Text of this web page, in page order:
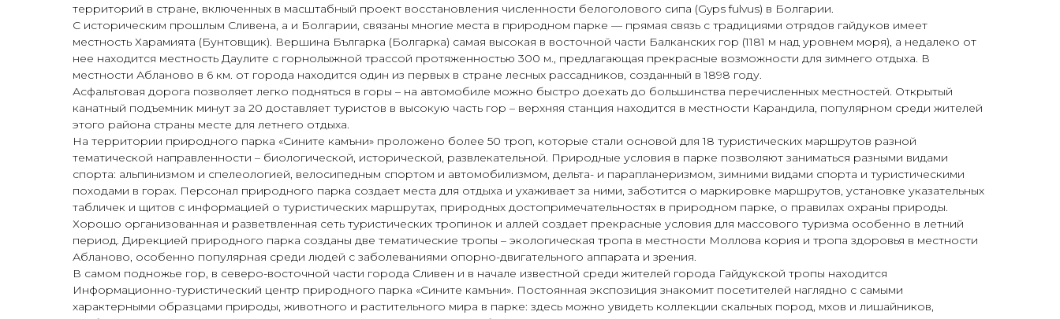
территорий в стране, включенных в масштабный проект восстановления численности белоголового сипа (Gyps fulvus) в Болгарии.
С историческим прошлым Сливена, а и Болгарии, связаны многие места в природном парке — прямая связь с традициями отрядов гайдуков имеет
местность Харамията (Бунтовщик). Вершина Българка (Болгарка) самая высокая в восточной части Балканских гор (1181 м над уровнем моря), а недалеко от
нее находится местность Даулите с горнолыжной трассой протяженностью 300 м., предлагающая прекрасные возможности для зимнего отдыха. В
местности Абланово в 6 км. от города находится один из первых в стране лесных рассадников, созданный в 1898 году.
Асфальтовая дорога позволяет легко подняться в горы – на автомобиле можно быстро доехать до большинства перечисленных местностей. Открытый
канатный подъемник минут за 20 доставляет туристов в высокую часть гор – верхняя станция находится в местности Карандила, популярном среди жителей
этого района страны месте для летнего отдыха.
На территории природного парка «Сините камъни» проложено более 50 троп, которые стали основой для 18 туристических маршрутов разной
тематической направленности – биологической, исторической, развлекательной. Природные условия в парке позволяют заниматься разными видами
спорта: альпинизмом и спелеологией, велосипедным спортом и автомобилизмом, дельта- и парапланеризмом, зимними видами спорта и туристическими
походами в горах. Персонал природного парка создает места для отдыха и ухаживает за ними, заботится о маркировке маршрутов, установке указательных
табличек и щитов с информацией о туристических маршрутах, природных достопримечательностях в природном парке, о правилах охраны природы.
Хорошо организованная и разветвленная сеть туристических тропинок и аллей создает прекрасные условия для массового туризма особенно в летний
период. Дирекцией природного парка созданы две тематические тропы – экологическая тропа в местности Моллова кория и тропа здоровья в местности
Абланово, особенно популярная среди людей с заболеваниями опорно-двигательного аппарата и зрения.
В самом подножье гор, в северо-восточной части города Сливен и в начале известной среди жителей города Гайдукской тропы находится
Информационно-туристический центр природного парка «Сините камъни». Постоянная экспозиция знакомит посетителей наглядно с самыми
характерными образцами природы, животного и растительного мира в парке: здесь можно увидеть коллекции скальных пород, мхов и лишайников,